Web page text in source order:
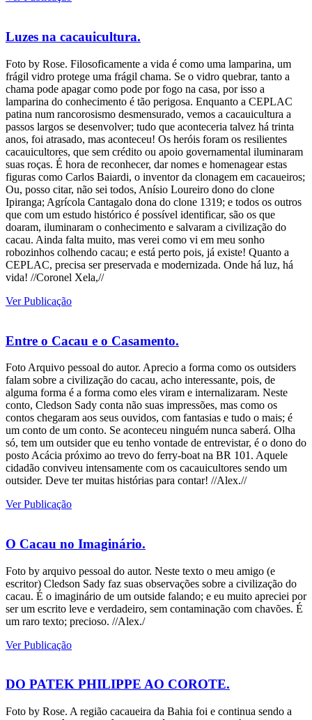
Luzes na cacauicultura.
Foto by Rose. Filosoficamente a vida é como uma lamparina, um
frágil vidro protege uma frágil chama. Se o vidro quebrar, tanto a
chama pode apagar como pode por fogo na casa, por isso a
lamparina do conhecimento é tão perigosa. Enquanto a CEPLAC
patina num rancorosismo desmensurado, vemos a cacauicultura a
passos largos se desenvolver; tudo que aconteceria talvez há trinta
anos, foi atrasado, mas aconteceu! Os heróis foram os resilientes
cacauicultores, que sem crédito ou apoio governamental iluminaram
suas roças. É hora de reconhecer, dar nomes e homenagear estas
figuras como Carlos Baiardi, o inventor da clonagem em cacaueiros;
Ou, posso citar, não sei todos, Anísio Loureiro dono do clone
Ipiranga; Agrícola Cantagalo dona do clone 1319; e todos os outros
que com um estudo histórico é possível identificar, são os que
doaram, iluminaram o conhecimento e salvaram a civilização do
cacau. Ainda falta muito, mas verei como vi em meu sonho
robozinhos colhendo cacau; e está perto pois, já existe! Quanto a
CEPLAC, precisa ser preservada e modernizada. Onde há luz, há
vida! //Coronel Xela,//
Ver Publicação
Entre o Cacau e o Casamento.
Foto Arquivo pessoal do autor. Aprecio a forma como os outsiders
falam sobre a civilização do cacau, acho interessante, pois, de
alguma forma é a forma como eles viram e internalizaram. Neste
conto, Cledson Sady conta não suas impressões, mas como os
contos chegaram aos seus ouvidos, com fantasias e tudo o mais; é
um conto de um conto. Se aconteceu ninguém nunca saberá. Olha
só, tem um outsider que eu tenho vontade de entrevistar, é o dono do
posto Acácia próximo ao trevo do ferry-boat na BR 101. Aquele
cidadão conviveu intensamente com os cacauicultores sendo um
outsider. Deve ter muitas histórias para contar! //Alex.//
Ver Publicação
O Cacau no Imaginário.
Foto by arquivo pessoal do autor. Neste texto o meu amigo (e
escritor) Cledson Sady faz suas observações sobre a civilização do
cacau. É o imaginário de um outside falando; e eu muito apreciei por
ser um escrito leve e verdadeiro, sem contaminação com chavões. É
um raro texto; precioso. //Alex./
Ver Publicação
DO PATEK PHILIPPE AO COROTE.
Foto by Rose. A região cacaueira da Bahia foi e continua sendo a